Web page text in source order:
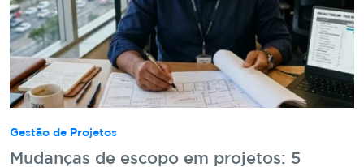
Gestão de Projetos
Mudanças de escopo em projetos: 5